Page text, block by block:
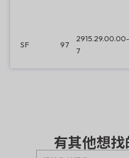
SF 97
2915.29.00.00-
7
有其他想